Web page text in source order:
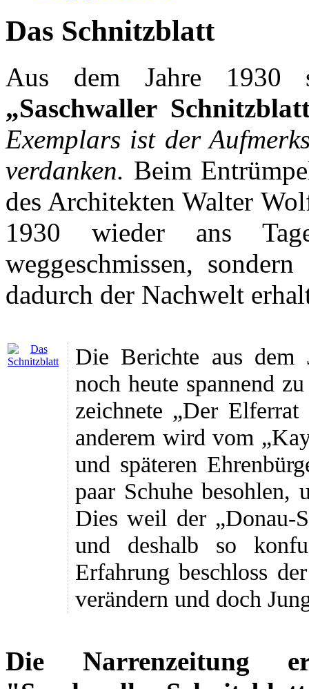
Das Schnitzblatt
Aus dem Jahre 1930
„Saschwaller
Exemplars ist der
verdanken. Beim
des Architekten Walter
1930 wieder ans
weggeschmissen,
dadurch der Nachwelt
Die Berichte aus dem
noch heute spannend
zeichnete „Der
anderem wird vom
und späteren
paar Schuhe besohlen,
Dies weil der „Donau-
und deshalb so
Erfahrung beschloss
verändern und doch
Die Narrenzeitung